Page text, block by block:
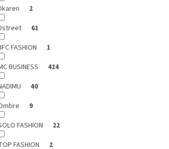
2
61
FASHION 1
BUSINESS 414
40
9
FASHION 22
FASHION 2